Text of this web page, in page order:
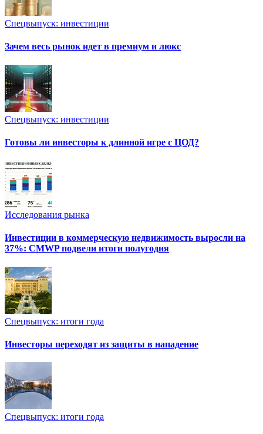
Спецвыпуск: инвестиции
Зачем весь рынок идет в премиум и люкс
Спецвыпуск: инвестиции
Готовы ли инвесторы к длинной игре с ЦОД?
Исследования рынка
Инвестиции в коммерческую недвижимость выросли на
37%: CMWP подвели итоги полугодия
Спецвыпуск: итоги года
Инвесторы переходят из защиты в нападение
Спецвыпуск: итоги года